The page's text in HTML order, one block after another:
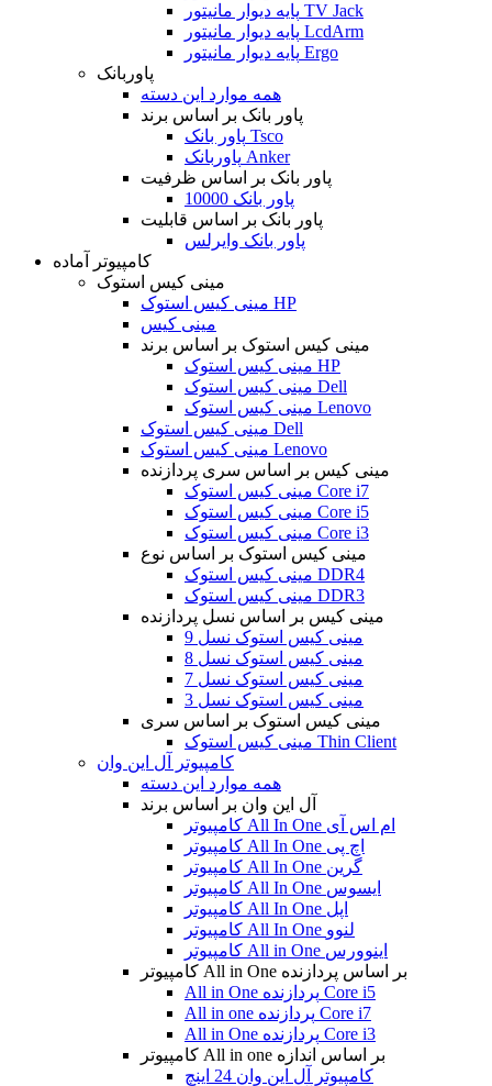
پایه دیوار مانیتور TV Jack
پایه دیوار مانیتور LcdArm
پایه دیوار مانیتور Ergo
پاوربانک
همه موارد این دسته
پاور بانک بر اساس برند
پاور بانک Tsco
پاوربانک Anker
پاور بانک بر اساس ظرفیت
پاور بانک 10000
پاور بانک بر اساس قابلیت
پاور بانک وایرلس
کامپیوتر آماده
مینی کیس استوک
مینی کیس استوک HP
مینی کیس
مینی کیس استوک بر اساس برند
مینی کیس استوک HP
مینی کیس استوک Dell
مینی کیس استوک Lenovo
مینی کیس استوک Dell
مینی کیس استوک Lenovo
مینی کیس بر اساس سری پردازنده
مینی کیس استوک Core i7
مینی کیس استوک Core i5
مینی کیس استوک Core i3
مینی کیس استوک بر اساس نوع
مینی کیس استوک DDR4
مینی کیس استوک DDR3
مینی کیس بر اساس نسل پردازنده
مینی کیس استوک نسل 9
مینی کیس استوک نسل 8
مینی کیس استوک نسل 7
مینی کیس استوک نسل 3
مینی کیس استوک بر اساس سری
مینی کیس استوک Thin Client
کامپیوتر آل این وان
همه موارد این دسته
آل این وان بر اساس برند
کامپیوتر All In One ام اس آی
کامپیوتر All In One اچ پی
کامپیوتر All In One گرین
کامپیوتر All In One ایسوس
کامپیوتر All In One اپل
کامپیوتر All In One لنوو
کامپیوتر All in One اینوورس
کامپیوتر All in One بر اساس پردازنده
All in One پردازنده Core i5
All in one پردازنده Core i7
All in One پردازنده Core i3
کامپیوتر All in one بر اساس اندازه
کامپیوتر آل این وان 24 اینچ